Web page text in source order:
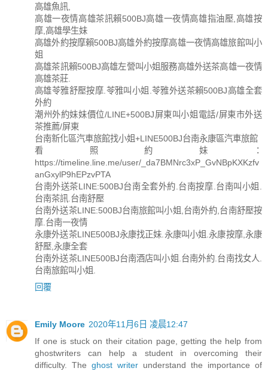
高雄魚訊,
高雄一夜情高雄茶訊賴500BJ高雄一夜情高雄指油壓,高雄按
摩,高雄學生妹
高雄外約按摩賴500BJ高雄外約按摩高雄一夜情高雄旅館叫小
姐
高雄茶訊賴500BJ高雄左營叫小姐服務高雄外送茶高雄一夜情
高雄茶莊.
高雄苓雅舒壓按摩.苓雅叫小姐.苓雅外送茶賴500BJ高雄全套
外約
潮州外約妹妹價位/LINE+500BJ屏東叫小姐電話/屏東市外送
茶推薦/屏東
台南新化區汽車旅館找小姐+LINE500BJ台南永康區汽車旅館
看照約妹：
https://timeline.line.me/user/_da7BMNrc3xP_GvNBpKXKzfv
anGxylP9hEPzvPTA
台南外送茶LINE:500BJ台南全套外約.台南按摩.台南叫小姐.
台南茶訊.台南舒壓
台南外送茶LINE:500BJ台南旅館叫小姐,台南外約,台南舒壓按
摩.台南一夜情
永康外送茶LINE500BJ永康找正妹.永康叫小姐.永康按摩,永康
舒壓,永康全套
台南外送茶LINE500BJ台南酒店叫小姐.台南外約.台南找女人.
台南旅館叫小姐.
回覆
Emily Moore 2020年11月6日 凌晨12:47
If one is stuck on their citation page, getting the help from
ghostwriters can help a student in overcoming their
difficulty. The ghost writer understand the importance of